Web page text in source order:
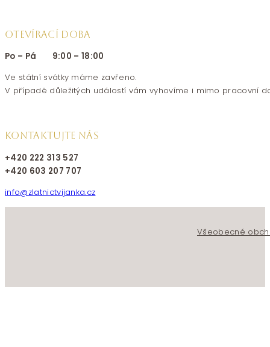
OTEVÍRACÍ DOBA
Po – Pá 9:00 – 18:00
Ve státní svátky máme zavřeno.
V případě důležitých událostí vám vyhovíme i mimo pracovní
KONTAKTUJTE NÁS
+420 222 313 527
+420 603 207 707
info@zlatnictvijanka.cz
Všeobecné